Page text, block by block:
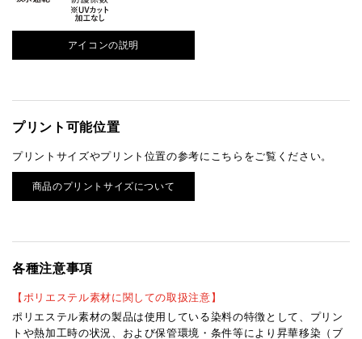
アイコンの説明
プリント可能位置
プリントサイズやプリント位置の参考にこちらをご覧ください。
商品のプリントサイズについて
各種注意事項
【ポリエステル素材に関しての取扱注意】
ポリエステル素材の製品は使用している染料の特徴として、プリン
トや熱加工時の状況、および保管環境・条件等により昇華移染（ブ